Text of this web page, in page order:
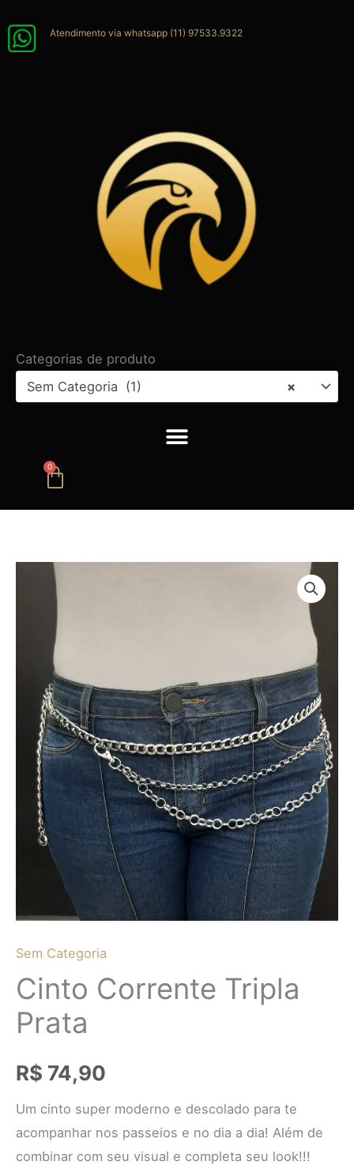
para
Atendimento via whatsapp (11) 97533.9322
Categorias de produto
×
Sem Categoria (1)
0
Carrinho
Sem Categoria
Cinto Corrente Tripla
Prata
R$ 74,90
Um cinto super moderno e descolado para te
acompanhar nos passeios e no dia a dia! Além de
combinar com seu visual e completa seu look!!!